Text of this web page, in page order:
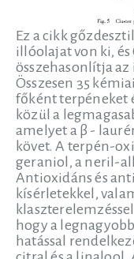
Ez a cikk
illóolajat von ki, és
összehasonlítja
Összesen 35
főként terpéneket
közül a
amelyet a β -
követ. A terpén-
geraniol, a neril-
Antioxidáns és
kísérletekkel,
hogy a
hatással